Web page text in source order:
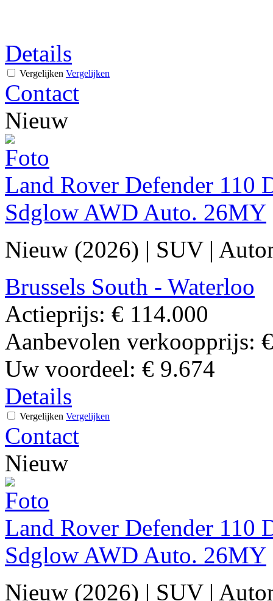
Details
Vergelijken Vergelijken
Contact
Nieuw
Land Rover Defender 110
Sdglow AWD Auto. 26MY
Nieuw (2026) | SUV|
Brussels South - Waterloo
Actieprijs: € 114.000
Aanbevolen verkoopprijs:
Uw voordeel: € 9.674
Details
Vergelijken Vergelijken
Contact
Nieuw
Land Rover Defender 110
Sdglow AWD Auto. 26MY
Nieuw (2026) | SUV|